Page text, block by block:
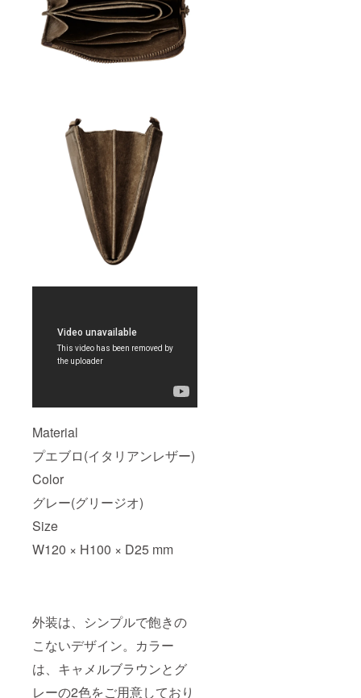
Material
プエブロ(イタリアンレザー)
Color
グレー(グリージオ)
Size
W120 × H100 × D25 mm
外装は、シンプルで飽きの
こないデザイン。カラー
は、キャメルブラウンとグ
レーの2色をご用意しており